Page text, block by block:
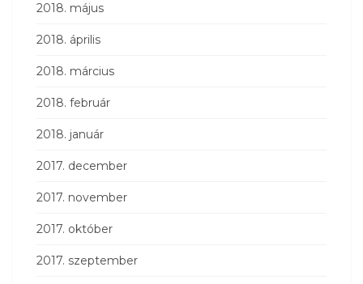
2018. május
2018. április
2018. március
2018. február
2018. január
2017. december
2017. november
2017. október
2017. szeptember